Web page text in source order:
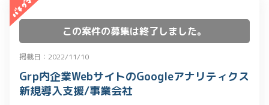
この案件の募集は終了しました。
掲載日：2022/11/10
Grp内企業WebサイトのGoogleアナリティクス
新規導入支援/事業会社